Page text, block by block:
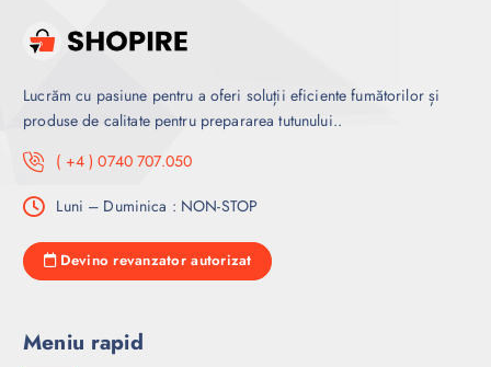
Lucrăm cu pasiune pentru a oferi soluții eficiente fumătorilor și
produse de calitate pentru prepararea tutunului..
( +4 ) 0740 707.050
Luni – Duminica : NON-STOP
Devino revanzator autorizat
Meniu rapid